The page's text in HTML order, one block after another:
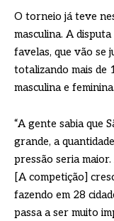
O torneio já teve
masculina. A
favelas, que vão se
totalizando mais de
masculina e feminina.
“A gente sabia que
grande, a
pressão seria
[A competição]
fazendo em 28
passa a ser muito